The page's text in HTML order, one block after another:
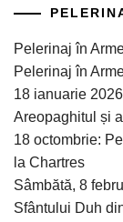
Pelerinaj în
Pelerinaj în
18 ianuarie
Areopaghitul și
18 octombrie:
la Chartres
Sâmbătă, 8
Sfântului Duh